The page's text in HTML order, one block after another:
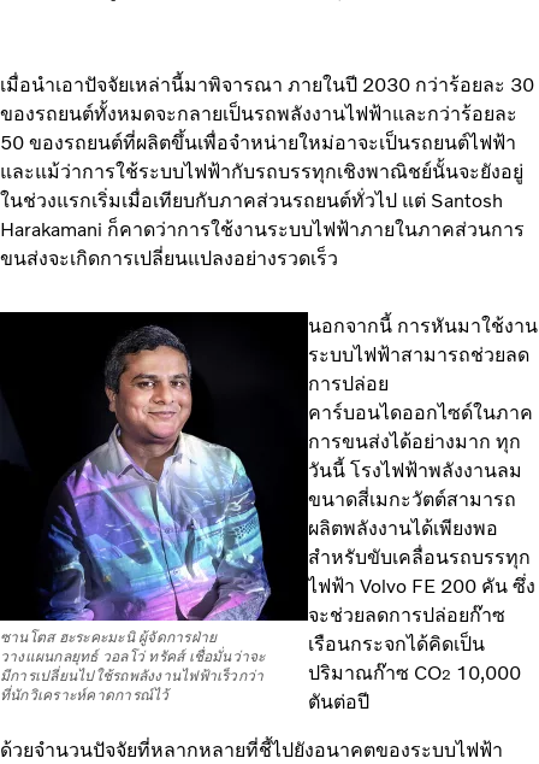
เมื่อนำเอาปัจจัยเหล่านี้มาพิจารณา ภายในปี 2030 กว่าร้อยละ 30
ของรถยนต์ทั้งหมดจะกลายเป็นรถพลังงานไฟฟ้าและกว่าร้อยละ
50 ของรถยนต์ที่ผลิตขึ้นเพื่อจำหน่ายใหม่อาจะเป็นรถยนต์ไฟฟ้า
และแม้ว่าการใช้ระบบไฟฟ้ากับรถบรรทุกเชิงพาณิชย์นั้นจะยังอยู่
ในช่วงแรกเริ่มเมื่อเทียบกับภาคส่วนรถยนต์ทั่วไป แต่ Santosh
Harakamani ก็คาดว่าการใช้งานระบบไฟฟ้าภายในภาคส่วนการ
ขนส่งจะเกิดการเปลี่ยนแปลงอย่างรวดเร็ว
ซานโตส ฮะระคะมะนิ ผู้จัดการฝ่าย
วางแผนกลยุทธ์ วอลโว่ ทรัคส์ เชื่อมั่นว่าจะ
มีการเปลี่ยนไปใช้รถพลังงานไฟฟ้าเร็วกว่า
ที่นักวิเคราะห์คาดการณ์ไว้
นอกจากนี้ การหันมาใช้งาน
ระบบไฟฟ้าสามารถช่วยลด
การปล่อย
คาร์บอนไดออกไซด์ในภาค
การขนส่งได้อย่างมาก ทุก
วันนี้ โรงไฟฟ้าพลังงานลม
ขนาดสี่เมกะวัตต์สามารถ
ผลิตพลังงานได้เพียงพอ
สำหรับขับเคลื่อนรถบรรทุก
ไฟฟ้า Volvo FE 200 คัน ซึ่ง
จะช่วยลดการปล่อยก๊าซ
เรือนกระจกได้คิดเป็น
ปริมาณก๊าซ CO2 10,000
ตันต่อปี
ด้วยจำนวนปัจจัยที่หลากหลายที่ชี้ไปยังอนาคตของระบบไฟฟ้า